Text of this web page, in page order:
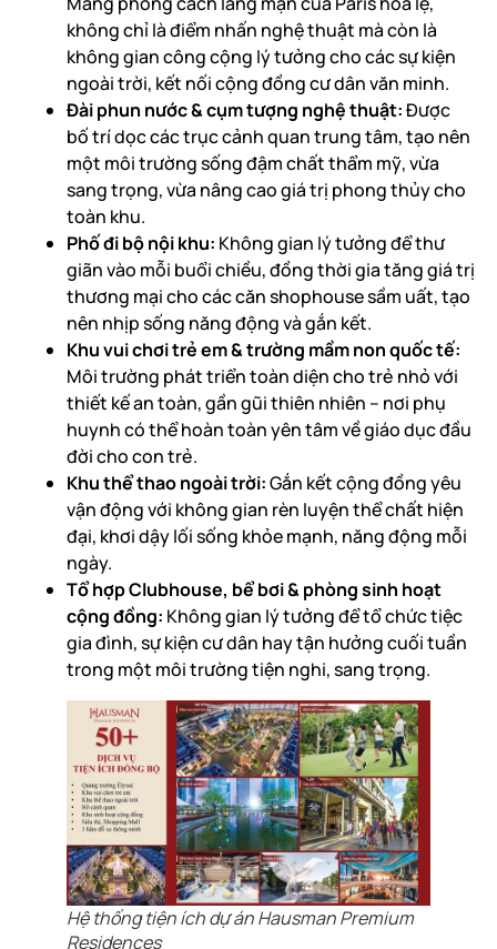
không chỉ là điểm nhấn nghệ thuật mà còn là
không gian công cộng lý tưởng cho các sự kiện
ngoài trời, kết nối cộng đồng cư dân văn minh.
Đài phun nước & cụm tượng nghệ thuật:Được
bố trí dọc các trục cảnh quan trung tâm, tạo nên
một môi trường sống đậm chất thẩm mỹ, vừa
sang trọng, vừa nâng cao giá trị phong thủy cho
toàn khu.
Phố đi bộ nội khu: Không gian lý tưởng để thư
giãn vào mỗi buổi chiều, đồng thời gia tăng giá trị
thương mại cho các căn shophouse sầm uất, tạo
nên nhịp sống năng động và gắn kết.
Khu vui chơi trẻ em & trường mầm non quốc tế:
Môi trường phát triển toàn diện cho trẻ nhỏ với
thiết kế an toàn, gần gũi thiên nhiên – nơi phụ
huynh có thể hoàn toàn yên tâm về giáo dục đầu
đời cho con trẻ.
Khu thể thao ngoài trời:Gắn kết cộng đồng yêu
vận động với không gian rèn luyện thể chất hiện
đại, khơi dậy lối sống khỏe mạnh, năng động mỗi
ngày.
Tổ hợp Clubhouse, bể bơi & phòng sinh hoạt
cộng đồng: Không gian lý tưởng để tổ chức tiệc
gia đình, sự kiện cư dân hay tận hưởng cuối tuần
trong một môi trường tiện nghi, sang trọng.
Hệ thống tiện ích dự án Hausman Premium
Residences